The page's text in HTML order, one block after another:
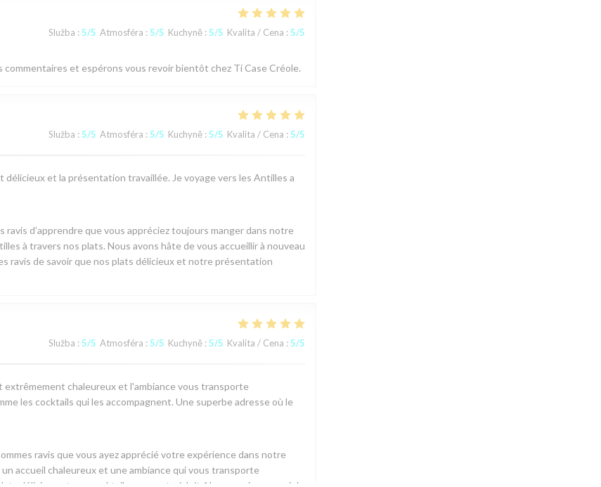
Služba : 5/5 Atmosféra : 5/5 Kuchyně : 5/5 Kvalita / Cena : 5/5
et espérons vous revoir bientôt chez Ti Case Créole.
Služba : 5/5 Atmosféra : 5/5 Kuchyně : 5/5 Kvalita / Cena : 5/5
et la présentation travaillée. Je voyage vers les Antilles a
d’apprendre que vous appréciez toujours manger dans notre
à travers nos plats. Nous avons hâte de vous accueillir à nouveau
de savoir que nos plats délicieux et notre présentation
Služba : 5/5 Atmosféra : 5/5 Kuchyně : 5/5 Kvalita / Cena : 5/5
chaleureux et l'ambiance vous transporte
les cocktails qui les accompagnent. Une superbe adresse où le
ravis que vous ayez apprécié votre expérience dans notre
accueil chaleureux et une ambiance qui vous transporte